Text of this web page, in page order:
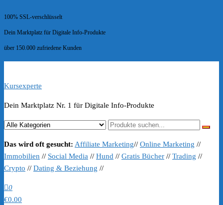
100% SSL-verschlüsselt
Dein Marktplatz für Digitale Info-Produkte
über 150.000 zufriedene Kunden
Kursexperte
Dein Marktplatz Nr. 1 für Digitale Info-Produkte
Das wird oft gesucht: Affiliate Marketing// Online Marketing //
Immobilien // Social Media // Hund // Gratis Bücher // Trading //
Crypto // Dating & Beziehung //
0
€0.00